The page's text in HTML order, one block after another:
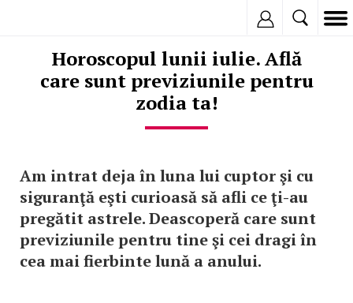
Horoscopul lunii iulie. Află
care sunt previziunile pentru
zodia ta!
Am intrat deja în luna lui cuptor şi cu
siguranţă eşti curioasă să afli ce ţi-au
pregătit astrele. Deascoperă care sunt
previziunile pentru tine şi cei dragi în
cea mai fierbinte lună a anului.